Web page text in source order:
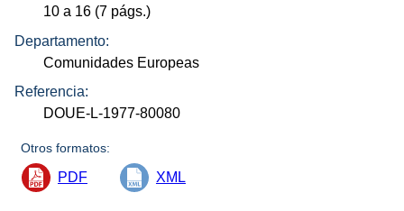
10 a 16 (7 págs.)
Departamento:
Comunidades Europeas
Referencia:
DOUE-L-1977-80080
Otros formatos:
PDF XML